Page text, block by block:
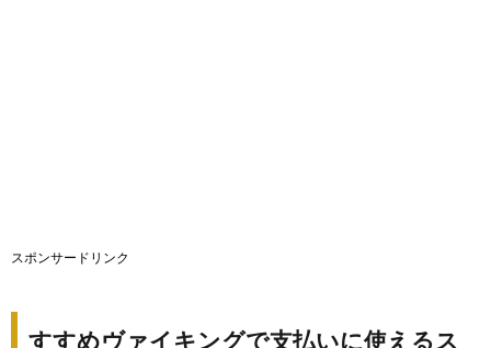
スポンサードリンク
すすめヴァイキングで支払いに使えるス